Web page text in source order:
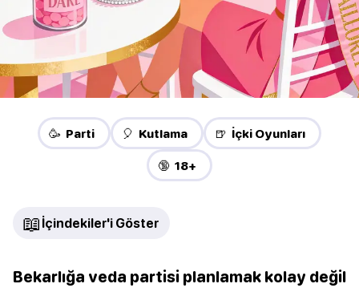
🥳 Parti 🎈 Kutlama 🍺 İçki Oyunları
🔞 18+
📖 İçindekiler'i Göster
Bekarlığa veda partisi planlamak kolay değil